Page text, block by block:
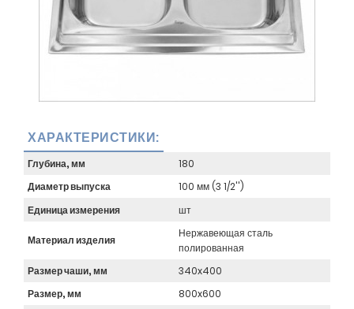
ХАРАКТЕРИСТИКИ:
Глубина, мм
180
Диаметр выпуска
100 мм (3 1/2'')
Единица измерения
шт
Материал изделия
Нержавеющая сталь
полированная
Размер чаши, мм
340x400
Размер, мм
800x600